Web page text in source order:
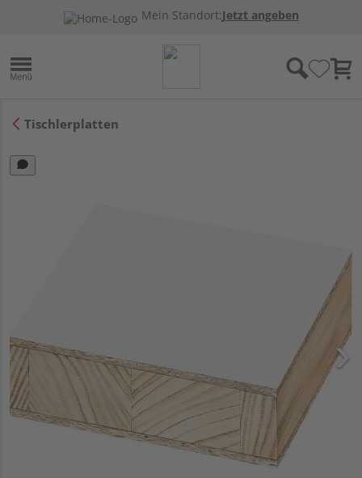
Mein Standort:Jetzt angeben
Tischlerplatten